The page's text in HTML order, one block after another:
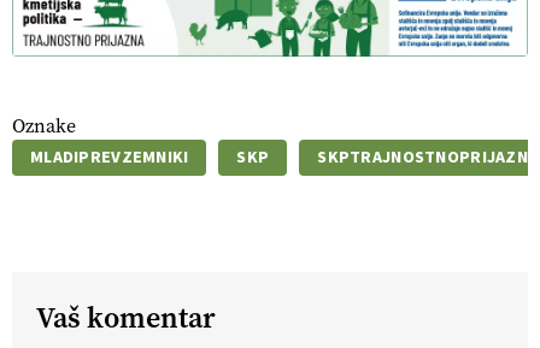
Oznake
MLADIPREVZEMNIKI SKP SKPTRAJNOSTNOPRIJAZNA
Vaš komentar